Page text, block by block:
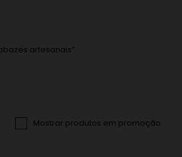
artesanais”
Mostrar produtos em promoção